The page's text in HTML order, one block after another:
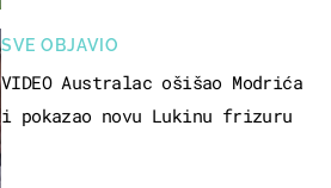
SVE OBJAVIO
VIDEO Australac ošišao Modrića
i pokazao novu Lukinu frizuru